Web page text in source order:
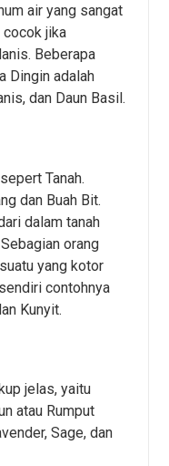
air yang sangat
cocok jika
Beberapa
Dingin adalah
dan Daun Basil.
Tanah.
dan Buah Bit.
dalam tanah
orang
yang kotor
contohnya
Kunyit.
jelas, yaitu
atau Rumput
Sage, dan